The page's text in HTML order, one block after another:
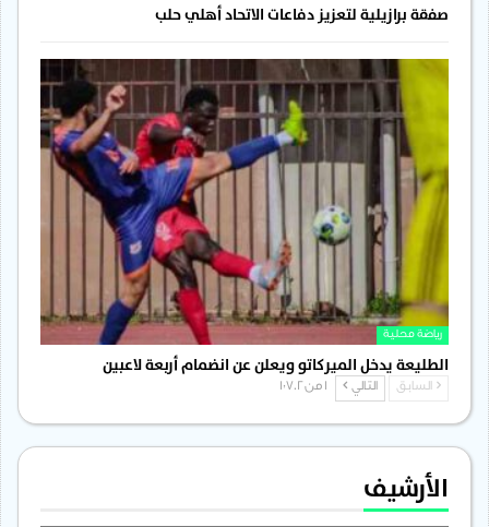
صفقة برازيلية لتعزيز دفاعات الاتحاد أهلي حلب
رياضة محلية
الطليعة يدخل الميركاتو ويعلن عن انضمام أربعة لاعبين
السابق التالي
الأرشيف